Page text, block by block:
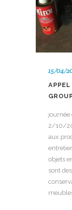
15/04/
journée
2/10/
aux
objets
sont